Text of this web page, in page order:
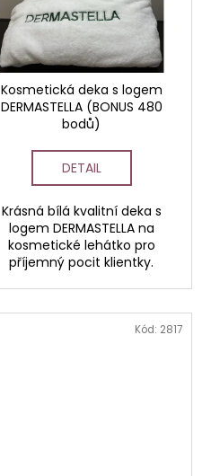
Kosmetická deka s logem
DERMASTELLA (BONUS 480
bodů)
DETAIL
Krásná bílá kvalitní deka s
logem DERMASTELLA na
kosmetické lehátko pro
příjemný pocit klientky.
Kód: 2817